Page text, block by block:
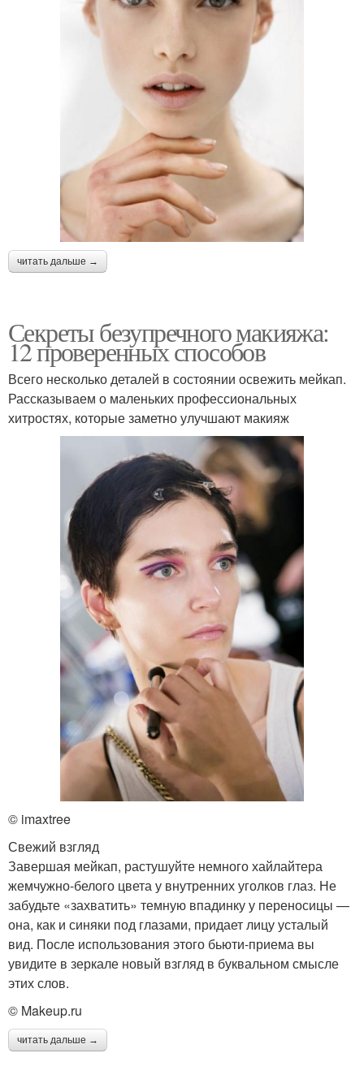
читать дальше →
Секреты безупречного макияжа:
12 проверенных способов
Всего несколько деталей в состоянии освежить мейкап.
Рассказываем о маленьких профессиональных
хитростях, которые заметно улучшают макияж
© imaxtree
Свежий взгляд
Завершая мейкап, растушуйте немного хайлайтера
жемчужно-белого цвета у внутренних уголков глаз. Не
забудьте «захватить» темную впадинку у переносицы —
она, как и синяки под глазами, придает лицу усталый
вид. После использования этого бьюти-приема вы
увидите в зеркале новый взгляд в буквальном смысле
этих слов.
© Makeup.ru
читать дальше →